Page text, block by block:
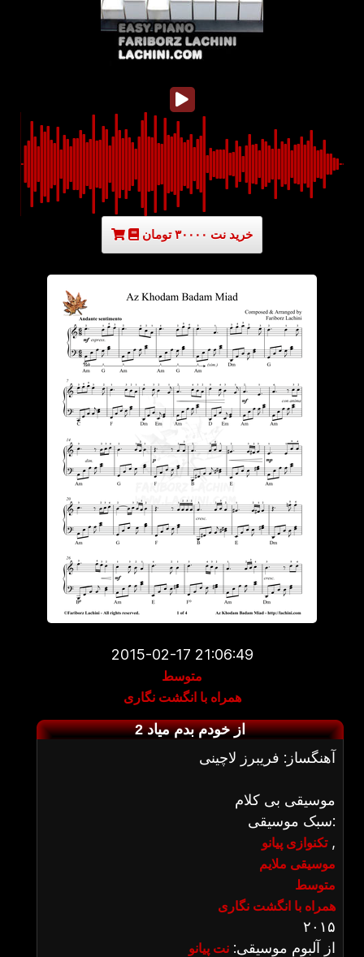
خرید نت ۳۰۰۰۰ تومان
2015-02-17 21:06:49
متوسط
همراه با انگشت نگاری
از خودم بدم میاد 2
آهنگساز: فریبرز لاچینی
موسیقی بی کلام
سبک موسیقی:
تکنوازی پیانو,
موسیقی ملایم
متوسط
همراه با انگشت نگاری
۲۰۱۵
از آلبوم موسیقی: نت پیانو